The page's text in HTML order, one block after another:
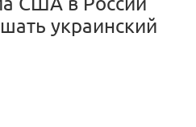
украинский